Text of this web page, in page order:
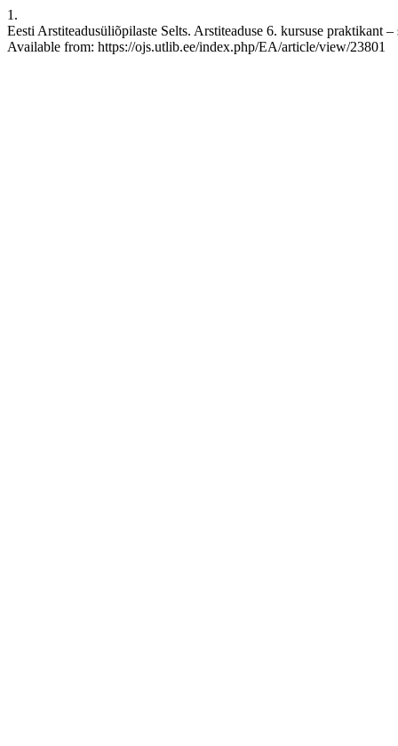
1.
Eesti Arstiteadusüliõpilaste Selts. Arstiteaduse 6. kursuse
Available from: https://ojs.utlib.ee/index.php/EA/article/view/23801